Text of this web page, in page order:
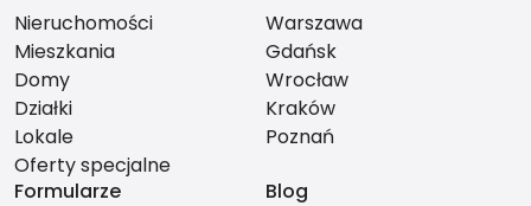
Nieruchomości
Mieszkania
Domy
Działki
Lokale
Oferty specjalne
Warszawa
Gdańsk
Wrocław
Kraków
Poznań
Formularze
Blog